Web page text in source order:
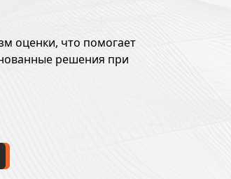
оценки, что помогает
решения при